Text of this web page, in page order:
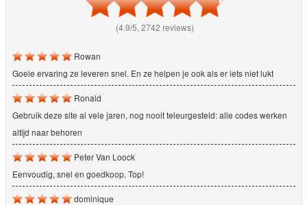
(4.9/5, 2742 reviews)
Rowan
Goeie ervaring ze leveren snel. En ze helpen je ook als er iets niet lukt
Ronald
Gebruik deze site al vele jaren, nog nooit teleurgesteld: alle codes werken
altijd naar behoren
Peter Van Loock
Eenvoudig, snel en goedkoop. Top!
dominique